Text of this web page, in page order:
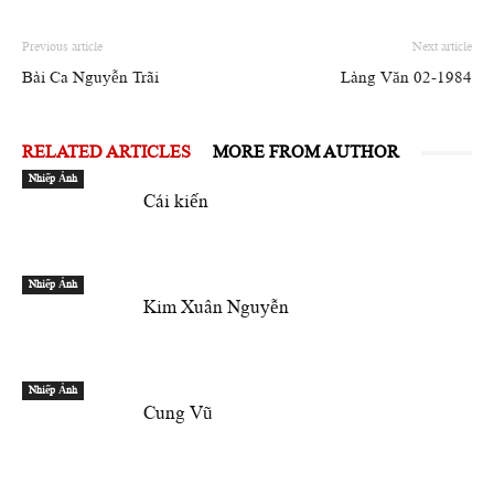
Previous article
Bài Ca Nguyễn Trãi
Next article
Làng Văn 02-1984
RELATED ARTICLES MORE FROM AUTHOR
Nhiếp Ảnh
Cái kiến
Nhiếp Ảnh
Kim Xuân Nguyễn
Nhiếp Ảnh
Cung Vũ